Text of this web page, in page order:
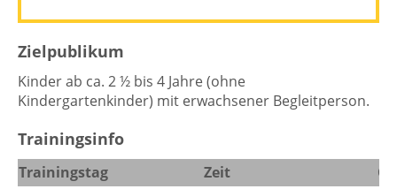
Zielpublikum
Kinder ab ca. 2 ½ bis 4 Jahre (ohne
Kindergartenkinder) mit erwachsener Begleitperson.
Trainingsinfo
Trainingstag Zeit